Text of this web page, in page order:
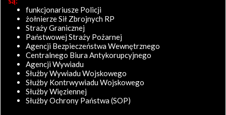
funkcjonariusze Policji
żołnierze Sił Zbrojnych RP
Straży Granicznej
Państwowej Straży Pożarnej
Agencji Bezpieczeństwa Wewnętrznego
Centralnego Biura Antykorupcyjnego
Agencji Wywiadu
Służby Wywiadu Wojskowego
Służby Kontrwywiadu Wojskowego
Służby Więziennej
Służby Ochrony Państwa (SOP)